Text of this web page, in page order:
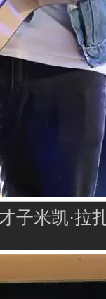
子米凯·拉